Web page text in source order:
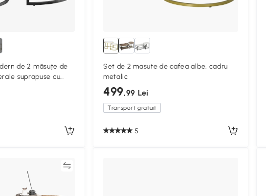
de 2 măsuțe de
suprapuse cu
Set de 2 masute de cafea albe, cadru
metalic
499,99 Lei
Transport gratuit
5